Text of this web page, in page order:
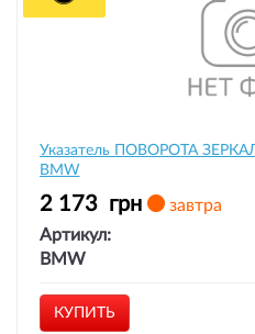
Указатель ПОВОРОТА
BMW
2 173 грн
завтра
Артикул:
BMW
КУПИТЬ